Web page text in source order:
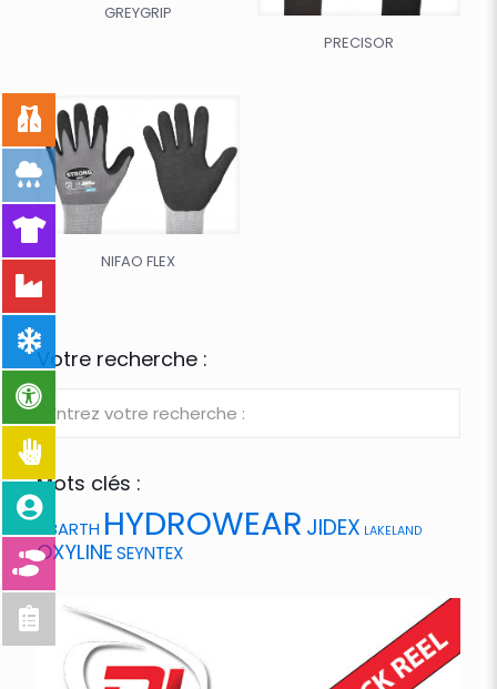
GREYGRIP
PRECISOR
NIFAO FLEX
Votre recherche :
Mots clés :
ABARTH HYDROWEAR JIDEX LAKELAND
OXYLINESEYNTEX